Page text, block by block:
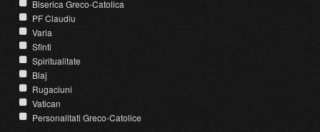
Biserica Greco-Catolica
PF Claudiu
Varia
Sfinti
Spiritualitate
Blaj
Rugaciuni
Vatican
Personalitati Greco-Catolice